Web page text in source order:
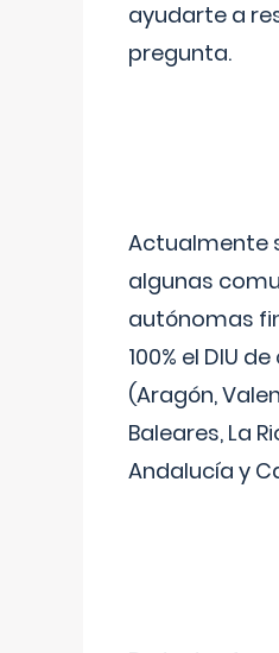
ayudarte a
pregunta.
Actualmente
algunas
autónomas
100% el DIU
(Aragón,
Baleares, La
Andalucía y